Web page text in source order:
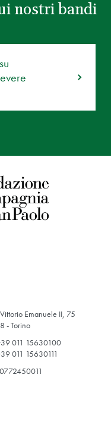
nostri bandi
Emanuele II, 75
- Torino
011 15630100
011 15630111